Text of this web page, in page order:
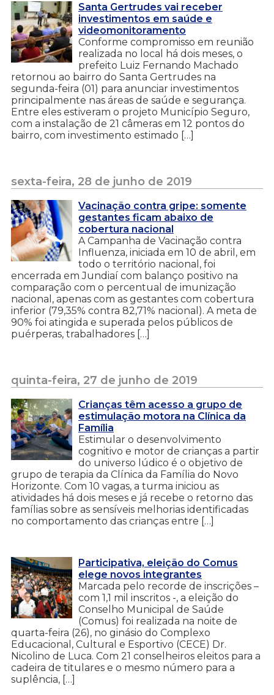
Santa Gertrudes vai receber
investimentos em saúde e
videomonitoramento
Conforme compromisso em reunião
realizada no local há dois meses, o
prefeito Luiz Fernando Machado
retornou ao bairro do Santa Gertrudes na
segunda-feira (01) para anunciar investimentos
principalmente nas áreas de saúde e segurança.
Entre eles estiveram o projeto Município Seguro,
com a instalação de 21 câmeras em 12 pontos do
bairro, com investimento estimado […]
sexta-feira, 28 de junho de 2019
Vacinação contra gripe: somente
gestantes ficam abaixo de
cobertura nacional
A Campanha de Vacinação contra
Influenza, iniciada em 10 de abril, em
todo o território nacional, foi
encerrada em Jundiaí com balanço positivo na
comparação com o percentual de imunização
nacional, apenas com as gestantes com cobertura
inferior (79,35% contra 82,71% nacional). A meta de
90% foi atingida e superada pelos públicos de
puérperas, trabalhadores […]
quinta-feira, 27 de junho de 2019
Crianças têm acesso a grupo de
estimulação motora na Clínica da
Família
Estimular o desenvolvimento
cognitivo e motor de crianças a partir
do universo lúdico é o objetivo de
grupo de terapia da Clínica da Família do Novo
Horizonte. Com 10 vagas, a turma iniciou as
atividades há dois meses e já recebe o retorno das
famílias sobre as sensíveis melhorias identificadas
no comportamento das crianças entre […]
Participativa, eleição do Comus
elege novos integrantes
Marcada pelo recorde de inscrições –
com 1,1 mil inscritos -, a eleição do
Conselho Municipal de Saúde
(Comus) foi realizada na noite de
quarta-feira (26), no ginásio do Complexo
Educacional, Cultural e Esportivo (CECE) Dr.
Nicolino de Luca. Com 21 conselheiros eleitos para a
cadeira de titulares e o mesmo número para a
suplência, […]